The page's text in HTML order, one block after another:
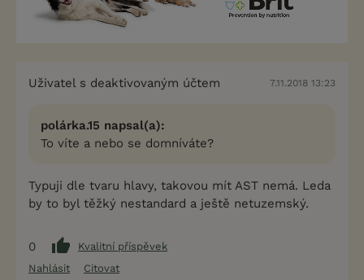
Uživatel s deaktivovaným účtem 7.11.2018 13:23
polárka.15 napsal(a):
To víte a nebo se domníváte?
Typuji dle tvaru hlavy, takovou mít AST nemá. Leda
by to byl těžký nestandard a ještě netuzemský.
0
Kvalitní příspěvek
Nahlásit
Citovat